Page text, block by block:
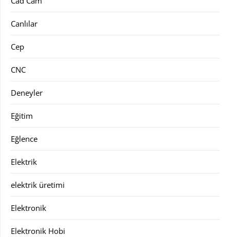
Canlılar
Cep
CNC
Deneyler
Eğitim
Eğlence
Elektrik
elektrik üretimi
Elektronik
Elektronik Hobi